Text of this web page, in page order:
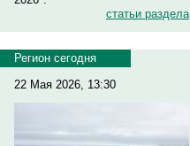
статьи раздела
Регион сегодня
22 Мая 2026, 13:30